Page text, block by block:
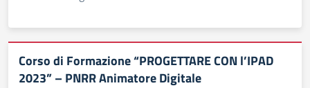
Corso di Formazione “PROGETTARE CON l’IPAD
2023” – PNRR Animatore Digitale